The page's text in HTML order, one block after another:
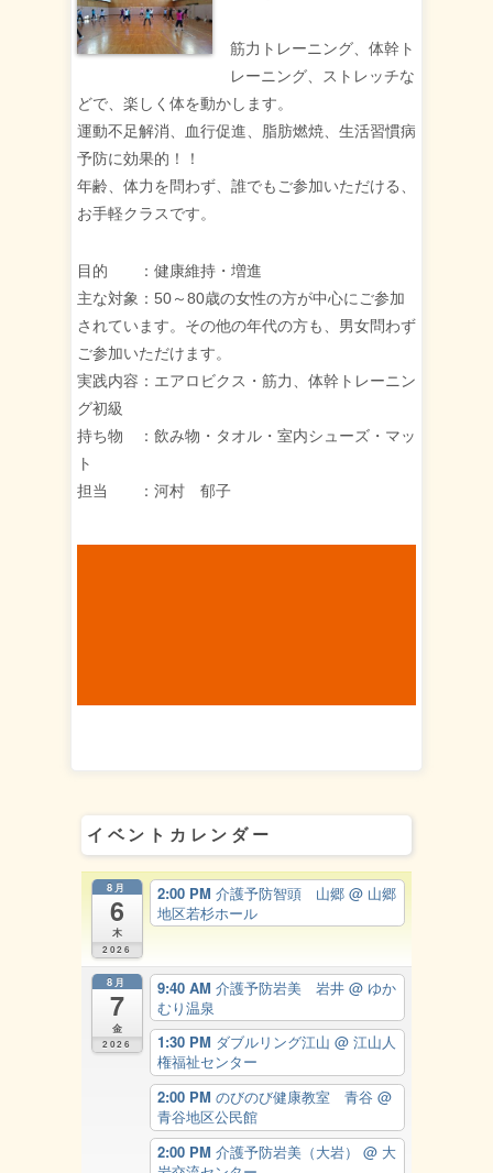
筋力トレーニング、体幹ト
レーニング、ストレッチな
どで、楽しく体を動かします。
運動不足解消、血行促進、脂肪燃焼、生活習慣病
予防に効果的！！
年齢、体力を問わず、誰でもご参加いただける、
お手軽クラスです。
目的 ：健康維持・増進
主な対象：50～80歳の女性の方が中心にご参加
されています。その他の年代の方も、男女問わず
ご参加いただけます。
実践内容：エアロビクス・筋力、体幹トレーニン
グ初級
持ち物 ：飲み物・タオル・室内シューズ・マッ
ト
担当 ：河村 郁子
イベントカレンダー
8月
6
木
2026
2:00 PM 介護予防智頭 山郷 @ 山郷
地区若杉ホール
8月
7
金
2026
9:40 AM 介護予防岩美 岩井 @ ゆか
むり温泉
1:30 PM ダブルリング江山 @ 江山人
権福祉センター
2:00 PM のびのび健康教室 青谷 @
青谷地区公民館
2:00 PM 介護予防岩美（大岩） @ 大